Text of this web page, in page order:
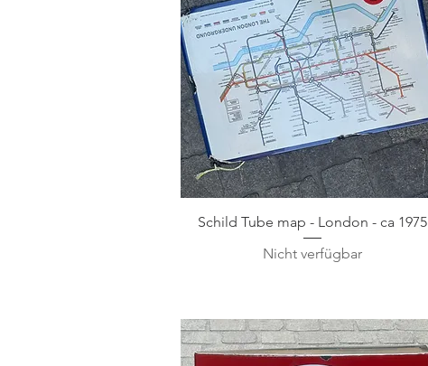
Schild Tube map - London - ca 1975
Nicht verfügbar